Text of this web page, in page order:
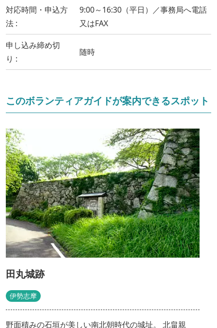
対応時間・申込方
法
9:00～16:30（平日）／事務局へ電話
又はFAX
申し込み締め切
り
随時
このボランティアガイドが案内できるスポット
田丸城跡
伊勢志摩
野面積みの石垣が美しい南北朝時代の城址。 北畠親